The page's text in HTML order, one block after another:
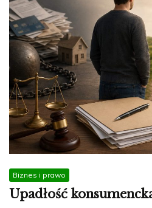
Biznes i prawo
Upadłość